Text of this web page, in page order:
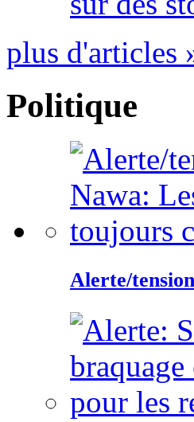
plus d'articles
Politique
Alerte/